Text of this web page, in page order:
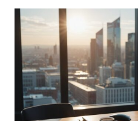
UNE
ANALYSE
DE
SA
PORTÉE
JURIDIQUE